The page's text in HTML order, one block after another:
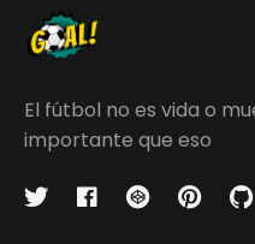
El fútbol no es vida o
importante que eso